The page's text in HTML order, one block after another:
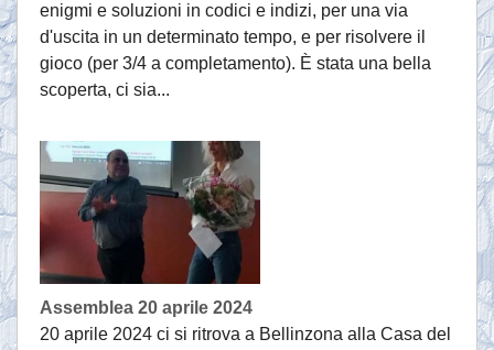
enigmi e soluzioni in codici e indizi, per una via
d'uscita in un determinato tempo, e per risolvere il
gioco (per 3/4 a completamento). È stata una bella
scoperta, ci sia...
Assemblea 20 aprile 2024
20 aprile 2024 ci si ritrova a Bellinzona alla Casa del